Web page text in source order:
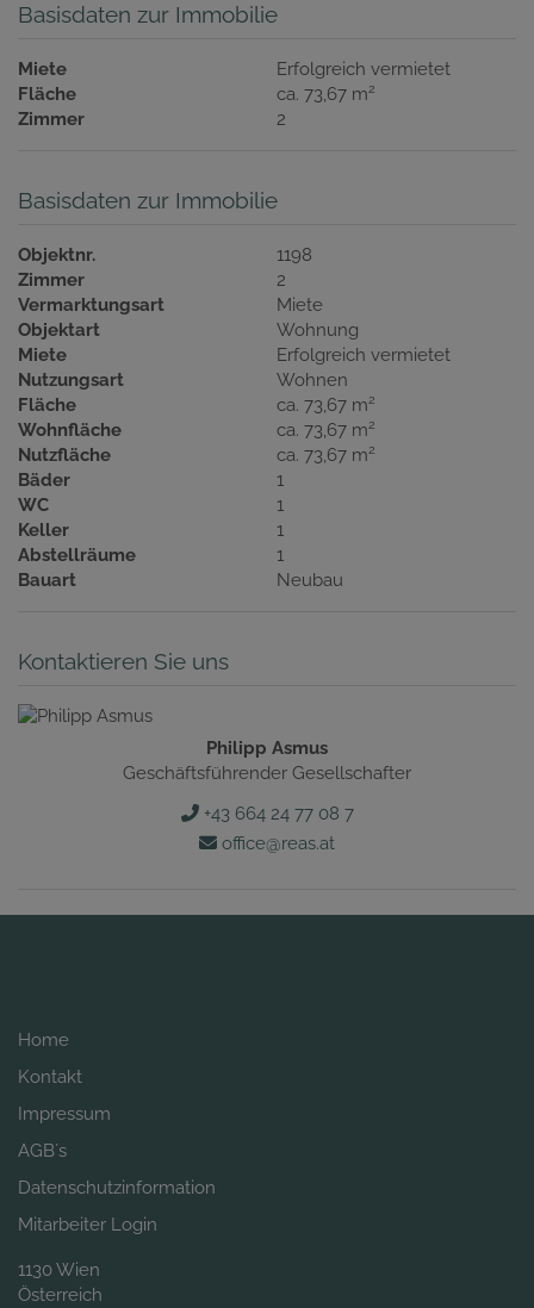
Basisdaten zur Immobilie
Miete
Erfolgreich vermietet
Fläche
ca. 73,67 m2
Zimmer 2
Basisdaten zur Immobilie
Objektnr.
1198
Zimmer
2
Vermarktungsart
Miete
Objektart
Wohnung
Miete
Erfolgreich vermietet
Nutzungsart
Wohnen
Fläche
ca. 73,67 m2
Wohnfläche ca. 73,67 m2
Nutzfläche ca. 73,67 m2
Bäder
1
WC
1
Keller
1
Abstellräume
1
Bauart
Neubau
Kontaktieren Sie uns
Philipp Asmus
Geschäftsführender Gesellschafter
+43 664 24 77 08 7
office@reas.at
Home
Kontakt
Impressum
AGB´s
Datenschutzinformation
Mitarbeiter Login
1130 Wien
Österreich